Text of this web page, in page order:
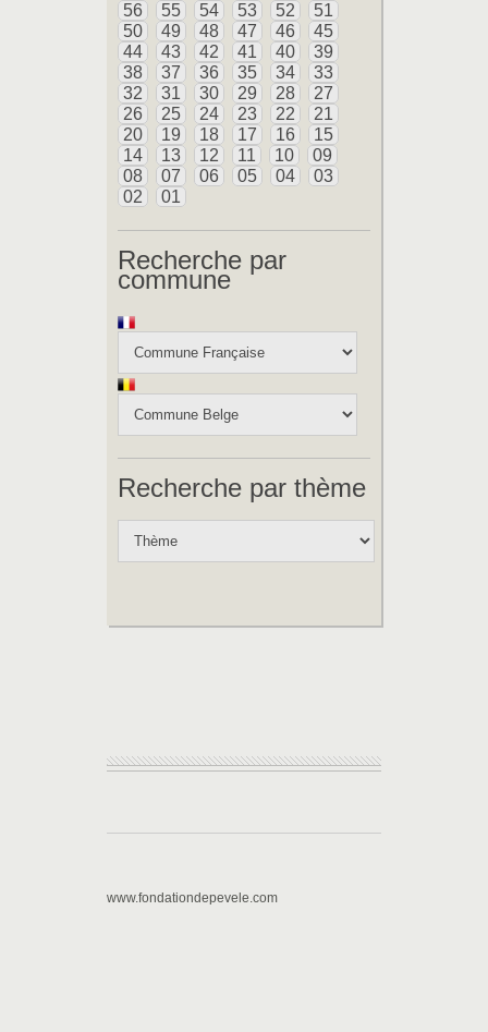
56
55 54 53 52
51
50
49 48 47 46
45
44
43 42 41 40
39
38
37 36 35 34
33
32
31 30 29 28
27
26
25 24 23 22
21
20
19 18 17 16
15
14
13 12 11 10
09
08
07 06 05 04
03
02
01
Recherche par
commune
Recherche par thème
www.fondationdepevele.com